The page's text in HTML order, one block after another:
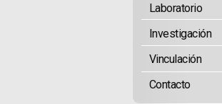
Laboratorio
Investigación
Vinculación
Contacto